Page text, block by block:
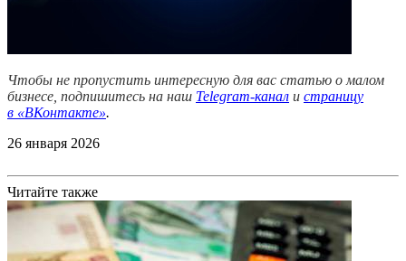
Чтобы не пропустить интересную для вас статью о малом
бизнесе, подпишитесь на наш Telegram-канал и страницу
в «ВКонтакте».
26 января 2026
Читайте также